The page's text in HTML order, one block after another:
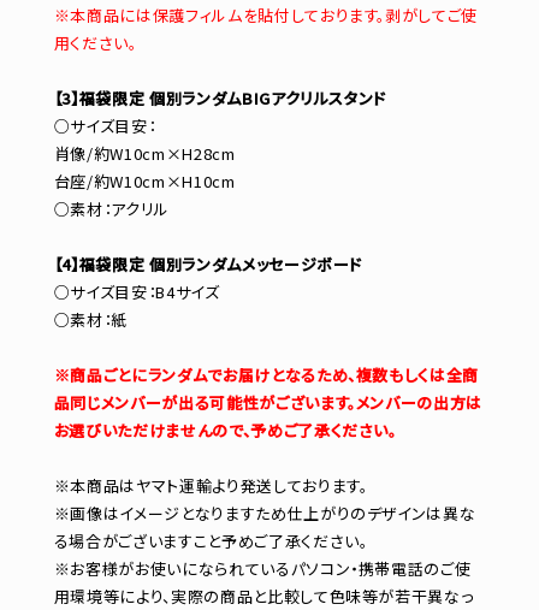
※本商品には保護フィルムを貼付しております。剥がしてご使
用ください。
【3】福袋限定 個別ランダムBIGアクリルスタンド
○サイズ目安：
肖像/約W10cm×H28cm
台座/約W10cm×H10cm
○素材：アクリル
【4】福袋限定 個別ランダムメッセージボード
○サイズ目安：B4サイズ
○素材：紙
※商品ごとにランダムでお届けとなるため、複数もしくは全商
品同じメンバーが出る可能性がございます。メンバーの出方は
お選びいただけませんので、予めご了承ください。
※本商品はヤマト運輸より発送しております。
※画像はイメージとなりますため仕上がりのデザインは異な
る場合がございますこと予めご了承ください。
※お客様がお使いになられているパソコン・携帯電話のご使
用環境等により、実際の商品と比較して色味等が若干異なっ